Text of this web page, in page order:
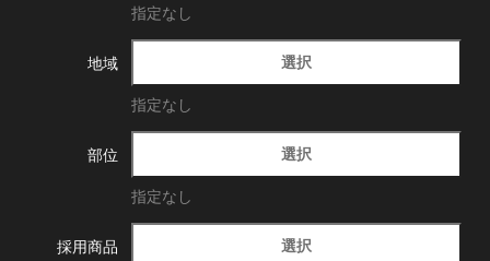
指定なし
地域 選択
指定なし
部位 選択
指定なし
採用商品 選択